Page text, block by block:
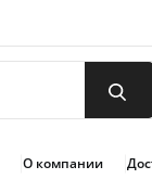
О компании